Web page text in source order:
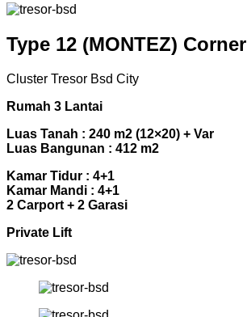
Type 12 (MONTEZ) Corner
Cluster Tresor Bsd City
Rumah 3 Lantai
Luas Tanah : 240 m2 (12×20) + Var
Luas Bangunan : 412 m2
Kamar Tidur : 4+1
Kamar Mandi : 4+1
2 Carport + 2 Garasi
Private Lift